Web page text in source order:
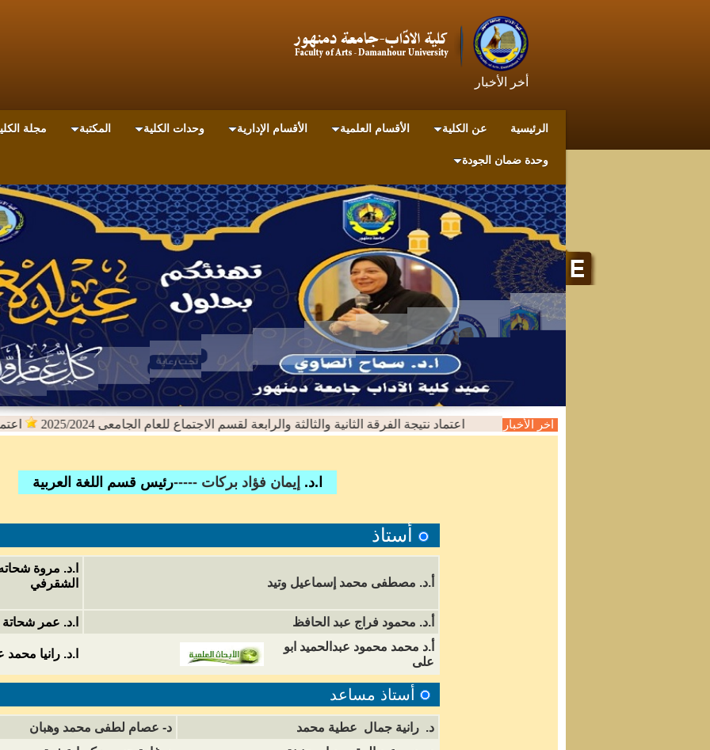
أخر الأخبار
الرئيسية عن الكلية الأقسام العلمية الأقسام الإدارية وحدات الكلية المكتبة مجلة
وحدة ضمان الجودة
اخر الأخبار اعتماد نتيجة الفرقة الثانية والثالثة والرابعة لقسم الاجتماع للعام الجامعى 2025/2024 اعتماد
ا.د. إيمان فؤاد بركات -----رئيس قسم اللغة العربية
أستاذ
ا.د. مروة
الشقرفي
.د. مصطفى محمد إسماعيل وتيد
ا.د. عمر أ.د. محمود فراج عبد الحافظ
ا.د. رانيا
أ.د محمد محمود عبدالحميد ابو
على
أستاذ مساعد
د- عصام لطفى محمد وهبان
د. رانية جمال عطية محمد